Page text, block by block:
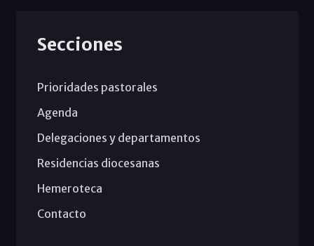
Secciones
Prioridades pastorales
Agenda
Delegaciones y departamentos
Residencias diocesanas
Hemeroteca
Contacto